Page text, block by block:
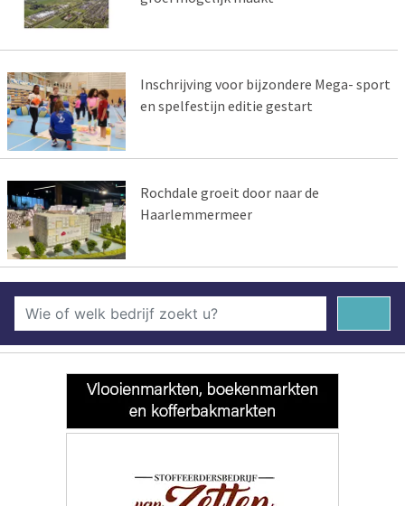
Inschrijving voor bijzondere Mega- sport
en spelfestijn editie gestart
Rochdale groeit door naar de
Haarlemmermeer